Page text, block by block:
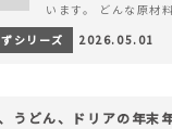
います。 どんな原材
か。 どのようにつく
hellip; 続きを読む 【
シリーズ 2026.05.01
うどん、ドリアの年末